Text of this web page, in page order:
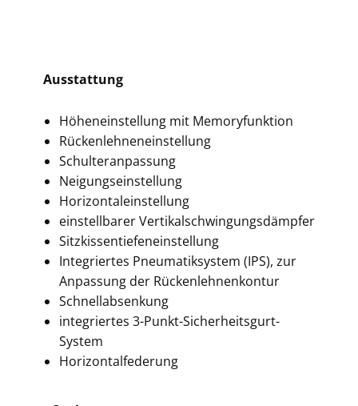
Ausstattung
Höheneinstellung mit Memoryfunktion
Rückenlehneneinstellung
Schulteranpassung
Neigungseinstellung
Horizontaleinstellung
einstellbarer Vertikalschwingungsdämpfer
Sitzkissentiefeneinstellung
Integriertes Pneumatiksystem (IPS), zur
Anpassung der Rückenlehnenkontur
Schnellabsenkung
integriertes 3-Punkt-Sicherheitsgurt-
System
Horizontalfederung